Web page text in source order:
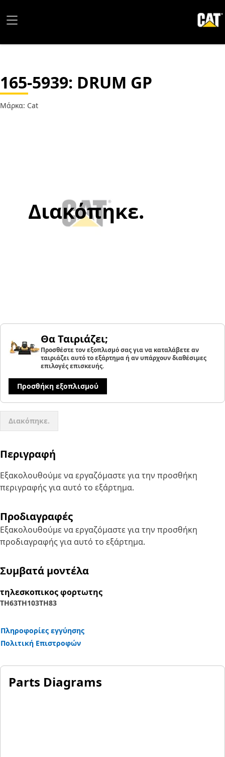
165-5939: DRUM GP
Μάρκα: Cat
Διακόπηκε.
Θα Ταιριάζει;
Προσθέστε τον εξοπλισμό σας για να καταλάβετε αν
ταιριάζει αυτό το εξάρτημα ή αν υπάρχουν διαθέσιμες
επιλογές επισκευής.
Προσθήκη εξοπλισμού
Διακόπηκε.
Περιγραφή
Εξακολουθούμε να εργαζόμαστε για την προσθήκη
περιγραφής για αυτό το εξάρτημα.
Προδιαγραφές
Εξακολουθούμε να εργαζόμαστε για την προσθήκη
προδιαγραφής για αυτό το εξάρτημα.
Συμβατά μοντέλα
τηλεσκοπικος φορτωτης
TH63TH103TH83
Πληροφορίες εγγύησης
Πολιτική Επιστροφών
Parts Diagrams